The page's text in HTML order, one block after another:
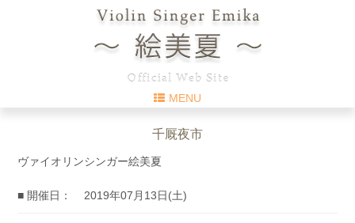
MENU
千厩夜市
ヴァイオリンシンガー絵美夏
■ 開催日： 2019年07月13日(土)